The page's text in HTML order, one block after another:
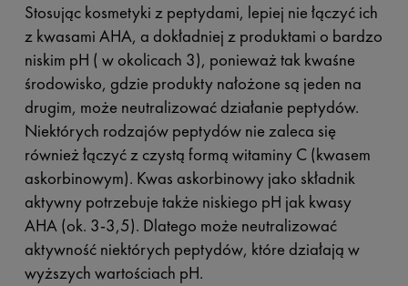
Stosując kosmetyki z peptydami, lepiej nie łączyć ich
z kwasami AHA, a dokładniej z produktami o bardzo
niskim pH ( w okolicach 3), ponieważ tak kwaśne
środowisko, gdzie produkty nałożone są jeden na
drugim, może neutralizować działanie peptydów.
Niektórych rodzajów peptydów nie zaleca się
również łączyć z czystą formą witaminy C (kwasem
askorbinowym). Kwas askorbinowy jako składnik
aktywny potrzebuje także niskiego pH jak kwasy
AHA (ok. 3-3,5). Dlatego może neutralizować
aktywność niektórych peptydów, które działają w
wyższych wartościach pH.